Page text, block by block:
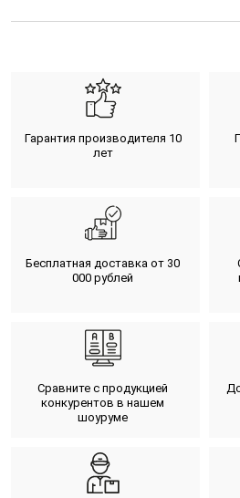
Гарантия производителя 10
лет
Бесплатная доставка от 30
000 рублей
Сравните с продукцией
конкурентов в нашем
шоуруме